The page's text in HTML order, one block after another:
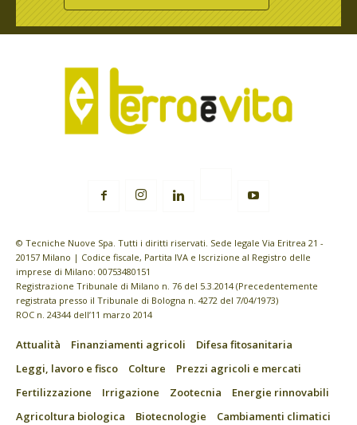
© Tecniche Nuove Spa. Tutti i diritti riservati. Sede legale Via Eritrea 21 -
20157 Milano | Codice fiscale, Partita IVA e Iscrizione al Registro delle
imprese di Milano: 00753480151
Registrazione Tribunale di Milano n. 76 del 5.3.2014 (Precedentemente
registrata presso il Tribunale di Bologna n. 4272 del 7/04/1973)
ROC n. 24344 dell’11 marzo 2014
Attualità Finanziamenti agricoli
Difesa fitosanitaria
Leggi, lavoro e fisco
Colture
Prezzi agricoli e mercati
Fertilizzazione
Irrigazione Zootecnia
Energie rinnovabili
Agricoltura biologica
Biotecnologie
Cambiamenti climatici